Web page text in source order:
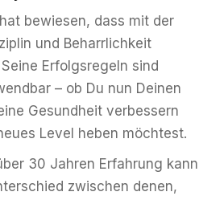
bewiesen, dass mit der
und Beharrlichkeit
Erfolgsregeln sind
– ob Du nun Deinen
Gesundheit verbessern
Level heben möchtest.
30 Jahren Erfahrung kann
zwischen denen,